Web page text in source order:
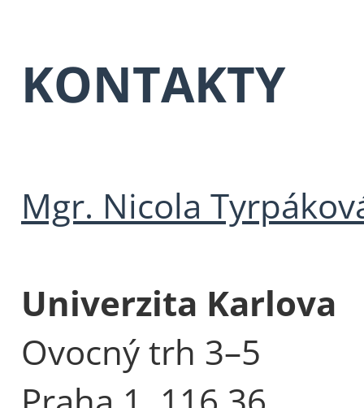
KONTAKTY
Mgr. Nicola
Univerzita Karlova
Ovocný trh 3–5